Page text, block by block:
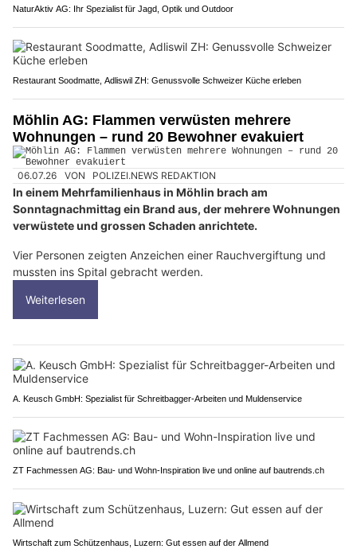
NaturAktiv AG: Ihr Spezialist für Jagd, Optik und Outdoor
Restaurant Soodmatte, Adliswil ZH: Genussvolle Schweizer Küche erleben
Möhlin AG: Flammen verwüsten mehrere
Wohnungen – rund 20 Bewohner evakuiert
06.07.26 VON POLIZEI.NEWS REDAKTION
In einem Mehrfamilienhaus in Möhlin brach am
Sonntagnachmittag ein Brand aus, der mehrere Wohnungen
verwüstete und grossen Schaden anrichtete.
Vier Personen zeigten Anzeichen einer Rauchvergiftung und
mussten ins Spital gebracht werden.
Weiterlesen
A. Keusch GmbH: Spezialist für Schreitbagger-Arbeiten und Muldenservice
ZT Fachmessen AG: Bau- und Wohn-Inspiration live und online auf bautrends.ch
Wirtschaft zum Schützenhaus, Luzern: Gut essen auf der Allmend